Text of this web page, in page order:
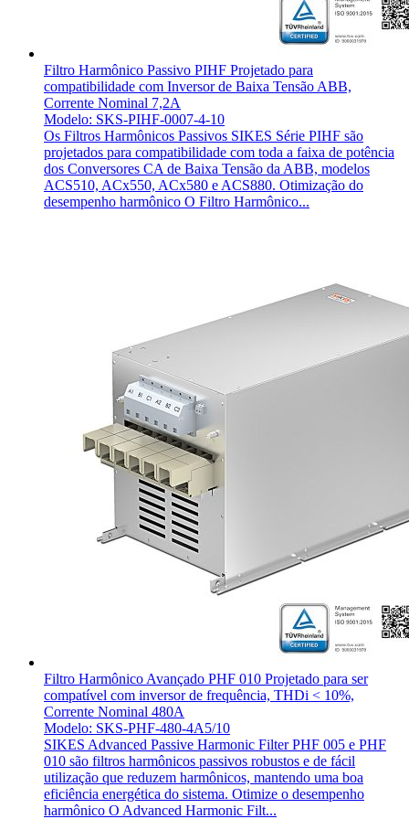
Filtro Harmônico Passivo PIHF Projetado para
compatibilidade com Inversor de Baixa Tensão ABB,
Corrente Nominal 7,2A
Modelo: SKS-PIHF-0007-4-10
Os Filtros Harmônicos Passivos SIKES Série PIHF são
projetados para compatibilidade com toda a faixa de potência
dos Conversores CA de Baixa Tensão da ABB, modelos
ACS510, ACx550, ACx580 e ACS880. Otimização do
desempenho harmônico O Filtro Harmônico...
Filtro Harmônico Avançado PHF 010 Projetado para ser
compatível com inversor de frequência, THDi < 10%,
Corrente Nominal 480A
Modelo: SKS-PHF-480-4A5/10
SIKES Advanced Passive Harmonic Filter PHF 005 e PHF
010 são filtros harmônicos passivos robustos e de fácil
utilização que reduzem harmônicos, mantendo uma boa
eficiência energética do sistema. Otimize o desempenho
harmônico O Advanced Harmonic Filt...